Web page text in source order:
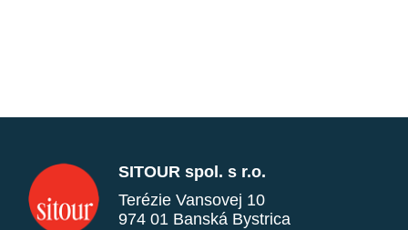
SITOUR spol. s r.o.
Terézie Vansovej 10
974 01 Banská Bystrica